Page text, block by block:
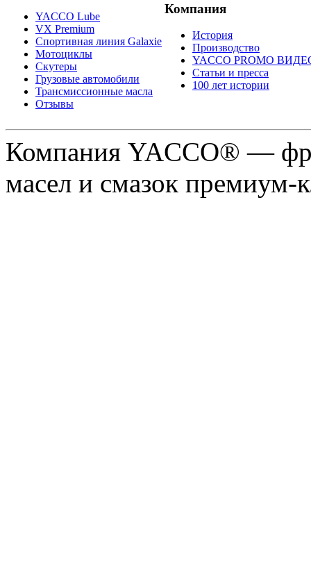
YACCO Lube
VX Premium
Спортивная линия Galaxie
Мотоциклы
Скутеры
Грузовые автомобили
Трансмиссионные масла
Отзывы
Компания
История
Производство
YACCO PROMO
Статьи и пресса
100 лет истории
Компания YACCO® —
масел и смазок премиум-